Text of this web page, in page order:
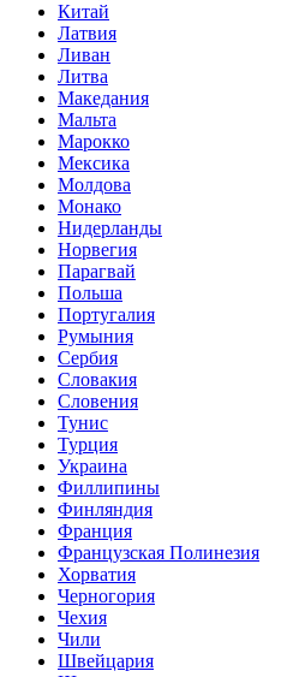
Китай
Латвия
Ливан
Литва
Македания
Мальта
Марокко
Мексика
Молдова
Монако
Нидерланды
Норвегия
Парагвай
Польша
Португалия
Румыния
Сербия
Словакия
Словения
Тунис
Турция
Украина
Филлипины
Финляндия
Франция
Французская Полинезия
Хорватия
Черногория
Чехия
Чили
Швейцария